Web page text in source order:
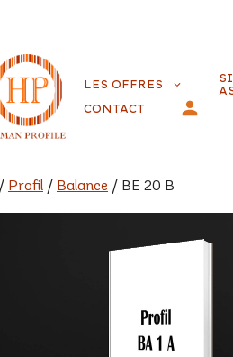
LES OFFRES
CONTACT
/ Profil / Balance / BE 20 B